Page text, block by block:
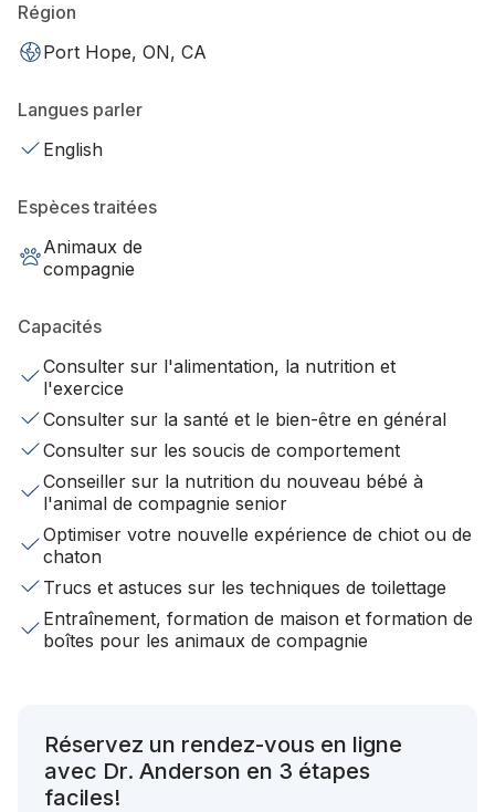
Région
Port Hope, ON, CA
Langues parler
English
Espèces traitées
Animaux de
compagnie
Capacités
Consulter sur l'alimentation, la nutrition et
l'exercice
Consulter sur la santé et le bien-être en général
Consulter sur les soucis de comportement
Conseiller sur la nutrition du nouveau bébé à
l'animal de compagnie senior
Optimiser votre nouvelle expérience de chiot ou de
chaton
Trucs et astuces sur les techniques de toilettage
Entraînement, formation de maison et formation de
boîtes pour les animaux de compagnie
Réservez un rendez-vous en ligne
avec Dr. Anderson en 3 étapes
faciles!